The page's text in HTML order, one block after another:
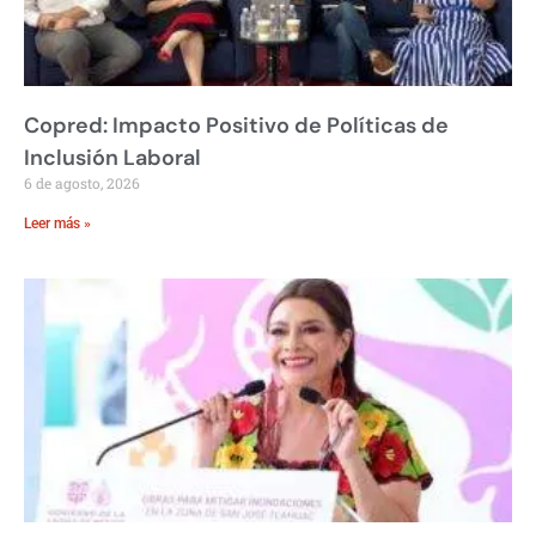
Copred: Impacto Positivo de Políticas de
Inclusión Laboral
6 de agosto, 2026
Leer más »